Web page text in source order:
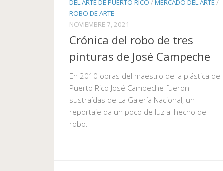
DEL ARTE DE PUERTO RICO /MERCADO DEL ARTE /
ROBO DE ARTE
NOVIEMBRE 7, 2021
Crónica del robo de tres
pinturas de José Campeche
En 2010 obras del maestro de la plástica de
Puerto Rico José Campeche fueron
sustraídas de La Galería Nacional, un
reportaje da un poco de luz al hecho de
robo.